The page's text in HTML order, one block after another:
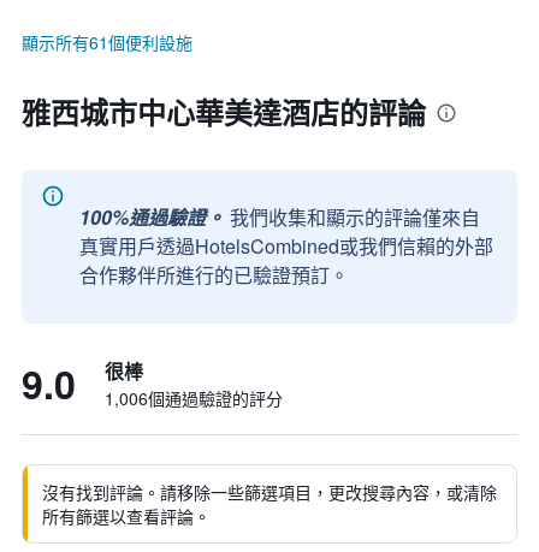
顯示所有61個便利設施
雅西城市中心華美達酒店的評論
100%通過驗證。 我們收集和顯示的評論僅來自
真實用戶透過HotelsCombined或我們信賴的外部
合作夥伴所進行的已驗證預訂。
9.0 很棒
1,006個通過驗證的評分
沒有找到評論。請移除一些篩選項目，更改搜尋內容，或清除
所有篩選以查看評論。